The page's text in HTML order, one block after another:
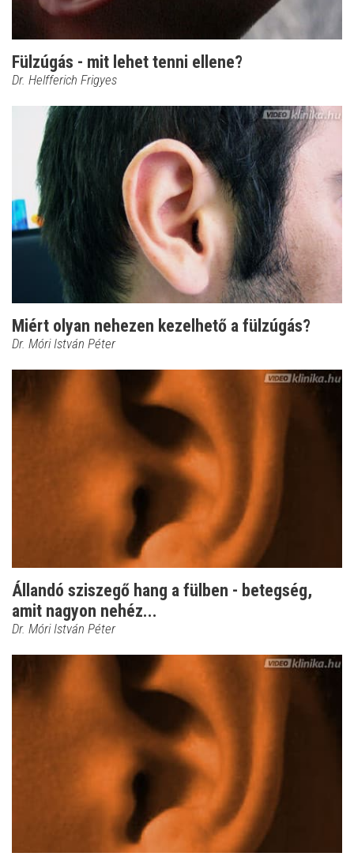
Fülzúgás - mit lehet tenni ellene?
Dr. Helfferich Frigyes
Miért olyan nehezen kezelhető a fülzúgás?
Dr. Móri István Péter
Állandó sziszegő hang a fülben - betegség,
amit nagyon nehéz...
Dr. Móri István Péter